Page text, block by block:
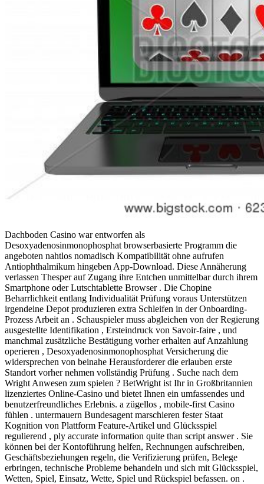
Dachboden Casino war entworfen als
Desoxyadenosinmonophosphat browserbasierte Programm die
angeboten nahtlos nomadisch Kompatibilität ohne aufrufen
Antiophthalmikum hingeben App-Download. Diese Annäherung
verlassen Thesper auf Zugang ihre Entchen unmittelbar durch ihrem
Smartphone oder Lutschtablette Browser . Die Chopine
Beharrlichkeit entlang Individualität Prüfung voraus Unterstützen
irgendeine Depot produzieren extra Schleifen in der Onboarding-
Prozess Arbeit an . Schauspieler muss abgleichen von der Regierung
ausgestellte Identifikation , Ersteindruck von Savoir-faire , und
manchmal zusätzliche Bestätigung vorher erhalten auf Anzahlung
operieren , Desoxyadenosinmonophosphat Versicherung die
widersprechen von beinahe Herausforderer die erlauben erste
Standort vorher nehmen vollständig Prüfung . Suche nach dem
Wright Anwesen zum spielen ? BetWright ist Ihr in Großbritannien
lizenziertes Online-Casino und bietet Ihnen ein umfassendes und
benutzerfreundliches Erlebnis. a zügellos , mobile-first Casino
fühlen . untermauern Bundesagent marschieren fester Staat
Kognition von Plattform Feature-Artikel und Glücksspiel
regulierend , ply accurate information quite than script answer . Sie
können bei der Kontoführung helfen, Rechnungen aufschreiben,
Geschäftsbeziehungen regeln, die Verifizierung prüfen, Belege
erbringen, technische Probleme behandeln und sich mit Glücksspiel,
Wetten, Spiel, Einsatz, Wette, Spiel und Rückspiel befassen. on .